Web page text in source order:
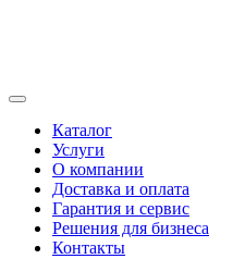
Каталог
Услуги
О компании
Доставка и оплата
Гарантия и сервис
Решения для бизнеса
Контакты